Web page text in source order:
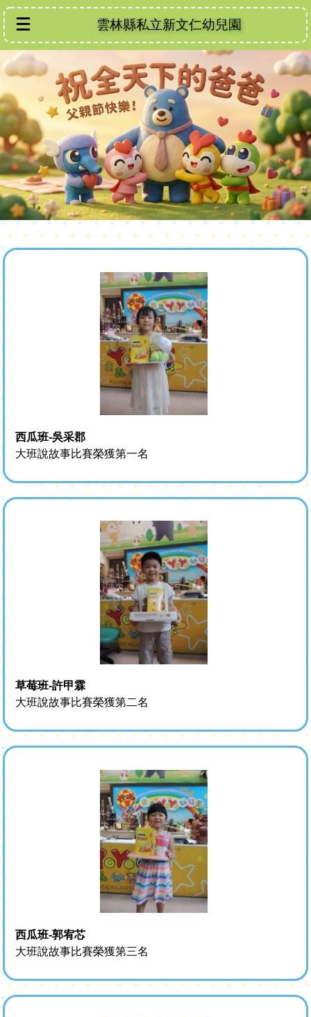
雲林縣私立新文仁幼兒園
西瓜班-吳采郡
大班說故事比賽榮獲第一名
草莓班-許甲霖
大班說故事比賽榮獲第二名
西瓜班-郭宥芯
大班說故事比賽榮獲第三名